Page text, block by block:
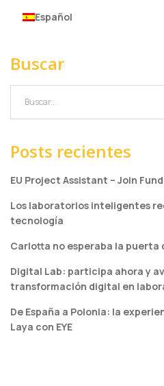
Español
Buscar
Posts recientes
EU Project Assistant – Join
Los laboratorios inteligentes
tecnología
Carlotta no esperaba la puerta
Digital Lab: participa ahora y
transformación digital en
De España a Polonia: la
Laya con EYE